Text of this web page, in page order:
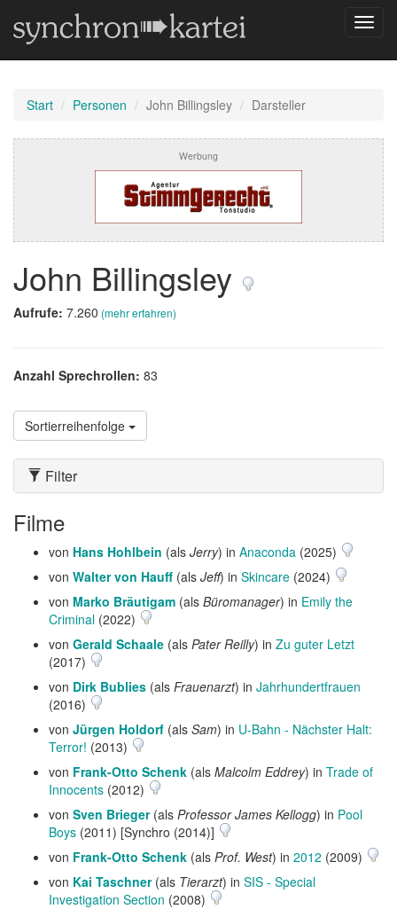
Start Personen John Billingsley Darsteller
Werbung
John Billingsley
Aufrufe: 7.260 (mehr erfahren)
Anzahl Sprechrollen: 83
Sortierreihenfolge
Filter
Filme
von Hans Hohlbein (als Jerry) in Anaconda (2025)
von Walter von Hauff (als Jeff) in Skincare (2024)
von Marko Bräutigam (als Büromanager) in Emily the
Criminal (2022)
von Gerald Schaale (als Pater Reilly) in Zu guter Letzt
(2017)
von Dirk Bublies (als Frauenarzt) in Jahrhundertfrauen
(2016)
von Jürgen Holdorf (als Sam) in U-Bahn - Nächster Halt:
Terror! (2013)
von Frank-Otto Schenk (als Malcolm Eddrey) in Trade of
Innocents (2012)
von Sven Brieger(als Professor James Kellogg) in Pool
Boys (2011) [Synchro (2014)]
von Frank-Otto Schenk (als Prof. West) in 2012 (2009)
von Kai Taschner(als Tierarzt) in SIS - Special
Investigation Section (2008)